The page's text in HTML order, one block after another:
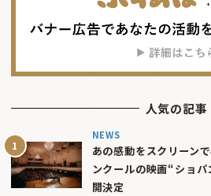
人気の記事
NEWS
あの感動をスクリーン
ンクールの映画“ショ
開決定